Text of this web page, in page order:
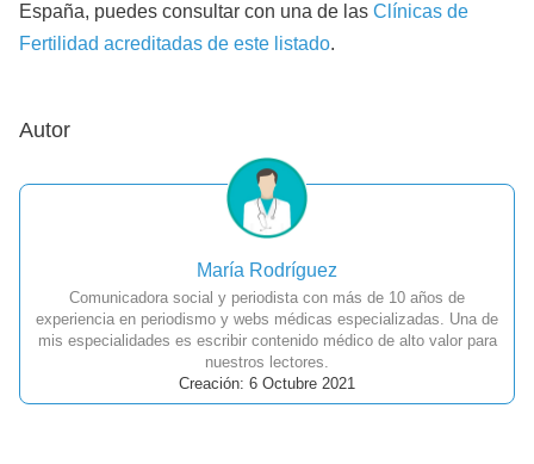
España, puedes consultar con una de las Clínicas de
Fertilidad acreditadas de este listado.
Autor
María Rodríguez
Comunicadora social y periodista con más de 10 años de
experiencia en periodismo y webs médicas especializadas. Una de
mis especialidades es escribir contenido médico de alto valor para
nuestros lectores.
Creación: 6 Octubre 2021